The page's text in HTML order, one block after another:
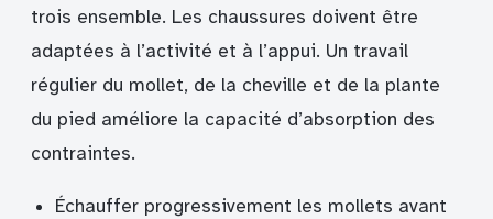
trois ensemble. Les chaussures doivent être
adaptées à l’activité et à l’appui. Un travail
régulier du mollet, de la cheville et de la plante
du pied améliore la capacité d’absorption des
contraintes.
Échauffer progressivement les mollets avant